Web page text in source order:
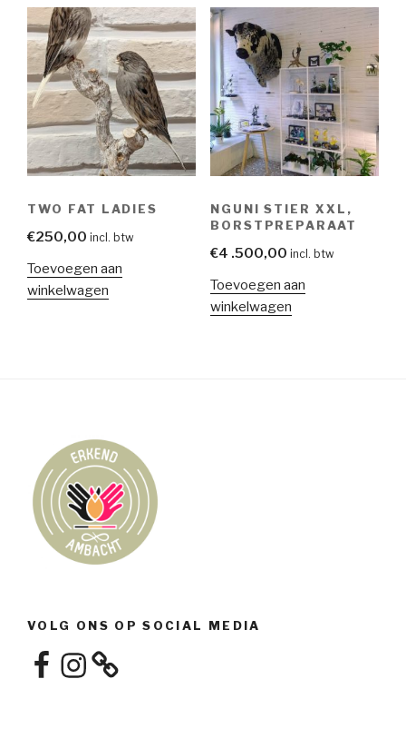
TWO FAT LADIES
€250,00 incl. btw
Toevoegen aan
winkelwagen
NGUNI STIER XXL,
BORSTPREPARAAT
€4 .500,00 incl. btw
Toevoegen aan
winkelwagen
VOLG ONS OP SOCIAL MEDIA
FacebookInstagram